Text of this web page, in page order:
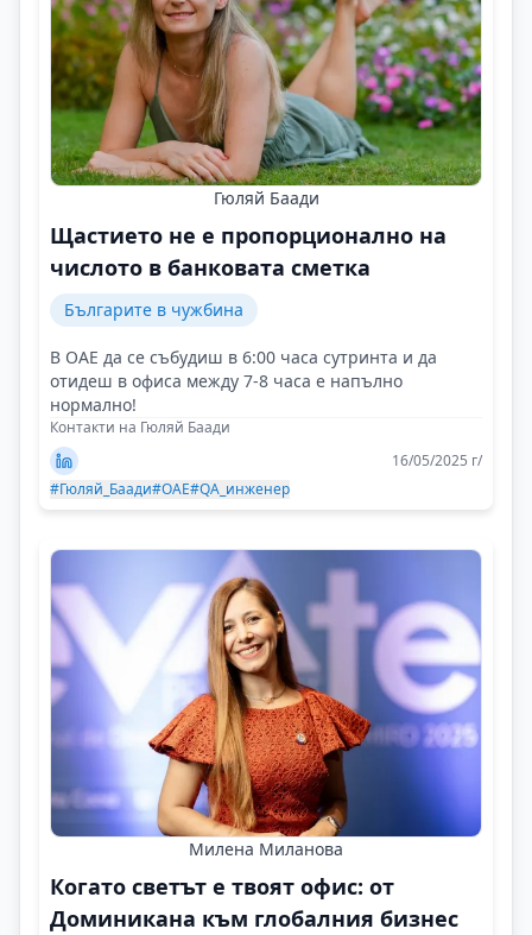
Гюляй Баади
Щастието не е пропорционално на
числото в банковата сметка
Българите в чужбина
В ОАЕ да се събудиш в 6:00 часа сутринта и да
отидеш в офиса между 7-8 часа е напълно
нормално!
Контакти на Гюляй Баади
16/05/2025 г/
#Гюляй_Баади#OAE#QA_инженер
Милена Миланова
Когато светът е твоят офис: от
Доминикана към глобалния бизнес